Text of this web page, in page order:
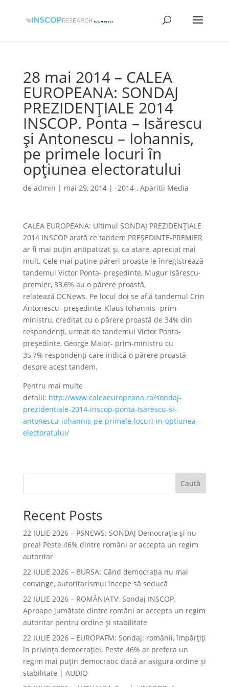
28 mai 2014 – CALEA
EUROPEANA: SONDAJ
PREZIDENȚIALE 2014
INSCOP. Ponta – Isărescu
și Antonescu – Iohannis,
pe primele locuri în
opțiunea electoratului
de admin | mai 29, 2014| -2014-, Aparitii Media
CALEA EUROPEANA: Ultimul SONDAJ PREZIDENȚIALE
2014 INSCOP arată ce tandem PREȘEDINTE-PREMIER
ar fi mai puțin antipatizat și, ca atare, apreciat mai
mult. Cele mai puține păreri proaste le înregistrează
tandemul Victor Ponta- președinte, Mugur Isărescu-
premier, 33,6% au o părere proastă,
relatează DCNews. Pe locul doi se află tandemul Crin
Antonescu- președinte, Klaus Iohannis- prim-
ministru, creditat cu o părere proastă de 34% din
respondenți, urmat de tandemul Victor Ponta-
președinte, George Maior- prim-ministru cu
35,7% respondenți care indică o părere proastă
despre acest tandem.
Pentru mai multe
detalii: http://www.caleaeuropeana.ro/sondaj-
prezidentiale-2014-inscop-ponta-isarescu-si-
antonescu-iohannis-pe-primele-locuri-in-optiunea-
electoratului/
Caută
Recent Posts
22 IULIE 2026 – PSNEWS: SONDAJ Democrație și nu
prea! Peste 46% dintre români ar accepta un regim
autoritar
22 IULIE 2026 – BURSA: Când democraţia nu mai
convinge, autoritarismul începe să seducă
22 IULIE 2026 – ROMÂNIATV: Sondaj INSCOP.
Aproape jumătate dintre români ar accepta un regim
autoritar pentru ordine și stabilitate
22 IULIE 2026 – EUROPAFM: Sondaj: românii, împărțiți
în privința democrației. Peste 46% ar prefera un
regim mai puțin democratic dacă ar asigura ordine și
stabilitate | AUDIO